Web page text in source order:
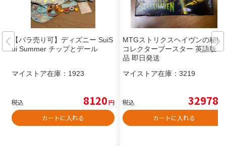
【バラ売り可】ディズニー SuiS
ui Summer チップとデール
マイストア在庫： 1923
税込 8120円
カートに入れる
MTGストリクスヘイヴンの秘密
コレクターブースター 英語版 新
品 即日発送
マイストア在庫： 3219
税込 32978
カートに入れる